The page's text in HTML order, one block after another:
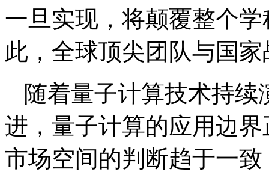
一旦实现，将颠覆整个
此，全球顶尖团队与国
随着量子计算技术持
进，量子计算的应用边
市场空间的判断趋于一